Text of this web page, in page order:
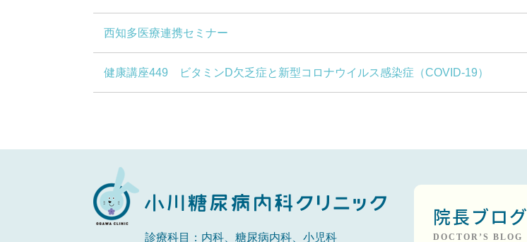
西知多医療連携セミナー
健康講座449 ビタミンD欠乏症と新型コロナウイルス感染症（COVID-19）
診療科目：内科、糖尿病内科、小児科
院長ブログ
DOCTOR’S BLOG